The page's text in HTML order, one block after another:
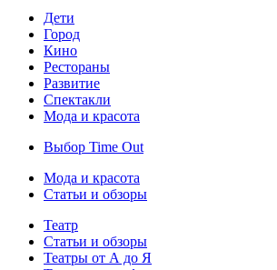
Дети
Город
Кино
Рестораны
Развитие
Спектакли
Мода и красота
Выбор Time Out
Мода и красота
Статьи и обзоры
Театр
Статьи и обзоры
Театры от А до Я